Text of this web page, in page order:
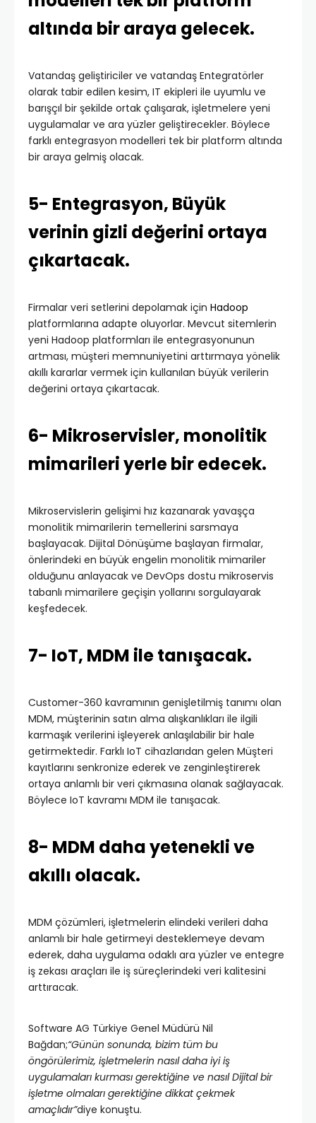
altında bir araya gelecek.
Vatandaş geliştiriciler ve vatandaş Entegratörler
olarak tabir edilen kesim, IT ekipleri ile uyumlu ve
barışçıl bir şekilde ortak çalışarak, işletmelere yeni
uygulamalar ve ara yüzler geliştirecekler. Böylece
farklı entegrasyon modelleri tek bir platform altında
bir araya gelmiş olacak.
5- Entegrasyon, Büyük
verinin gizli değerini ortaya
çıkartacak.
Firmalar veri setlerini depolamak için Hadoop
platformlarına adapte oluyorlar. Mevcut sitemlerin
yeni Hadoop platformları ile entegrasyonunun
artması, müşteri memnuniyetini arttırmaya yönelik
akıllı kararlar vermek için kullanılan büyük verilerin
değerini ortaya çıkartacak.
6- Mikroservisler, monolitik
mimarileri yerle bir edecek.
Mikroservislerin gelişimi hız kazanarak yavaşça
monolitik mimarilerin temellerini sarsmaya
başlayacak. Dijital Dönüşüme başlayan firmalar,
önlerindeki en büyük engelin monolitik mimariler
olduğunu anlayacak ve DevOps dostu mikroservis
tabanlı mimarilere geçişin yollarını sorgulayarak
keşfedecek.
7- IoT, MDM ile tanışacak.
Customer-360 kavramının genişletilmiş tanımı olan
MDM, müşterinin satın alma alışkanlıkları ile ilgili
karmaşık verilerini işleyerek anlaşılabilir bir hale
getirmektedir. Farklı IoT cihazlarıdan gelen Müşteri
kayıtlarını senkronize ederek ve zenginleştirerek
ortaya anlamlı bir veri çıkmasına olanak sağlayacak.
Böylece IoT kavramı MDM ile tanışacak.
8- MDM daha yetenekli ve
akıllı olacak.
MDM çözümleri, işletmelerin elindeki verileri daha
anlamlı bir hale getirmeyi desteklemeye devam
ederek, daha uygulama odaklı ara yüzler ve entegre
iş zekası araçları ile iş süreçlerindeki veri kalitesini
arttıracak.
Software AG Türkiye Genel Müdürü Nil
Bağdan;“Günün sonunda, bizim tüm bu
öngörülerimiz, işletmelerin nasıl daha iyi iş
uygulamaları kurması gerektiğine ve nasıl Dijital bir
işletme olmaları gerektiğine dikkat çekmek
amaçlıdır”diye konuştu.